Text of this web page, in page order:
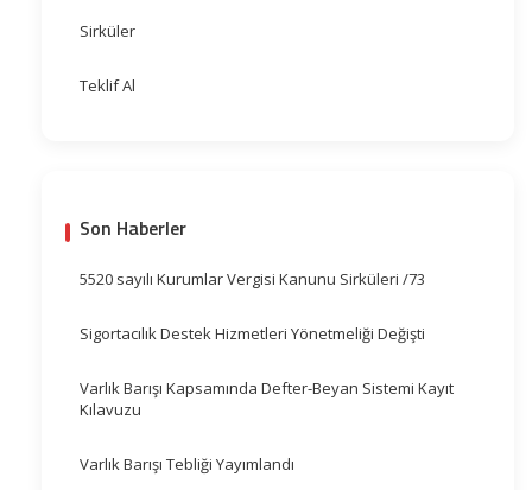
Sirküler
Teklif Al
Son Haberler
5520 sayılı Kurumlar Vergisi Kanunu Sirküleri /73
Sigortacılık Destek Hizmetleri Yönetmeliği Değişti
Varlık Barışı Kapsamında Defter-Beyan Sistemi Kayıt
Kılavuzu
Varlık Barışı Tebliği Yayımlandı